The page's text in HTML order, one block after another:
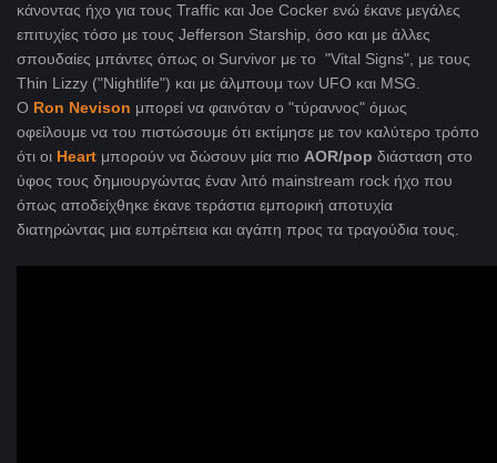
κάνοντας ήχο για τους Traffic και Joe Cocker ενώ έκανε μεγάλες
επιτυχίες τόσο με τους Jefferson Starship, όσο και με άλλες
σπουδαίες μπάντες όπως οι Survivor με το "Vital Signs", με τους
Thin Lizzy ("Nightlife") και με άλμπουμ των UFO και MSG.
Ο Ron Nevison μπορεί να φαινόταν ο "τύραννος" όμως
οφείλουμε να του πιστώσουμε ότι εκτίμησε με τον καλύτερο τρόπο
ότι οι Heart μπορούν να δώσουν μία πιο AOR/pop διάσταση στο
ύφος τους δημιουργώντας έναν λιτό mainstream rock ήχο που
όπως αποδείχθηκε έκανε τεράστια εμπορική αποτυχία
διατηρώντας μια ευπρέπεια και αγάπη προς τα τραγούδια τους.